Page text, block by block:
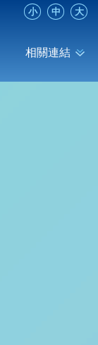
小 中 大
相關連結